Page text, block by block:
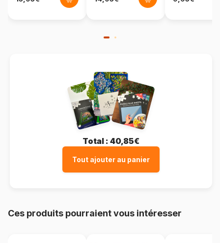
Total : 40,85€
Tout ajouter au panier
Ces produits pourraient vous intéresser